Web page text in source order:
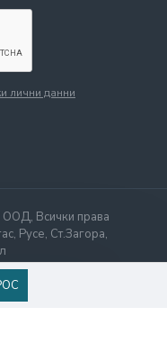
лични данни
Всички права
Русе, Ст.Загора,